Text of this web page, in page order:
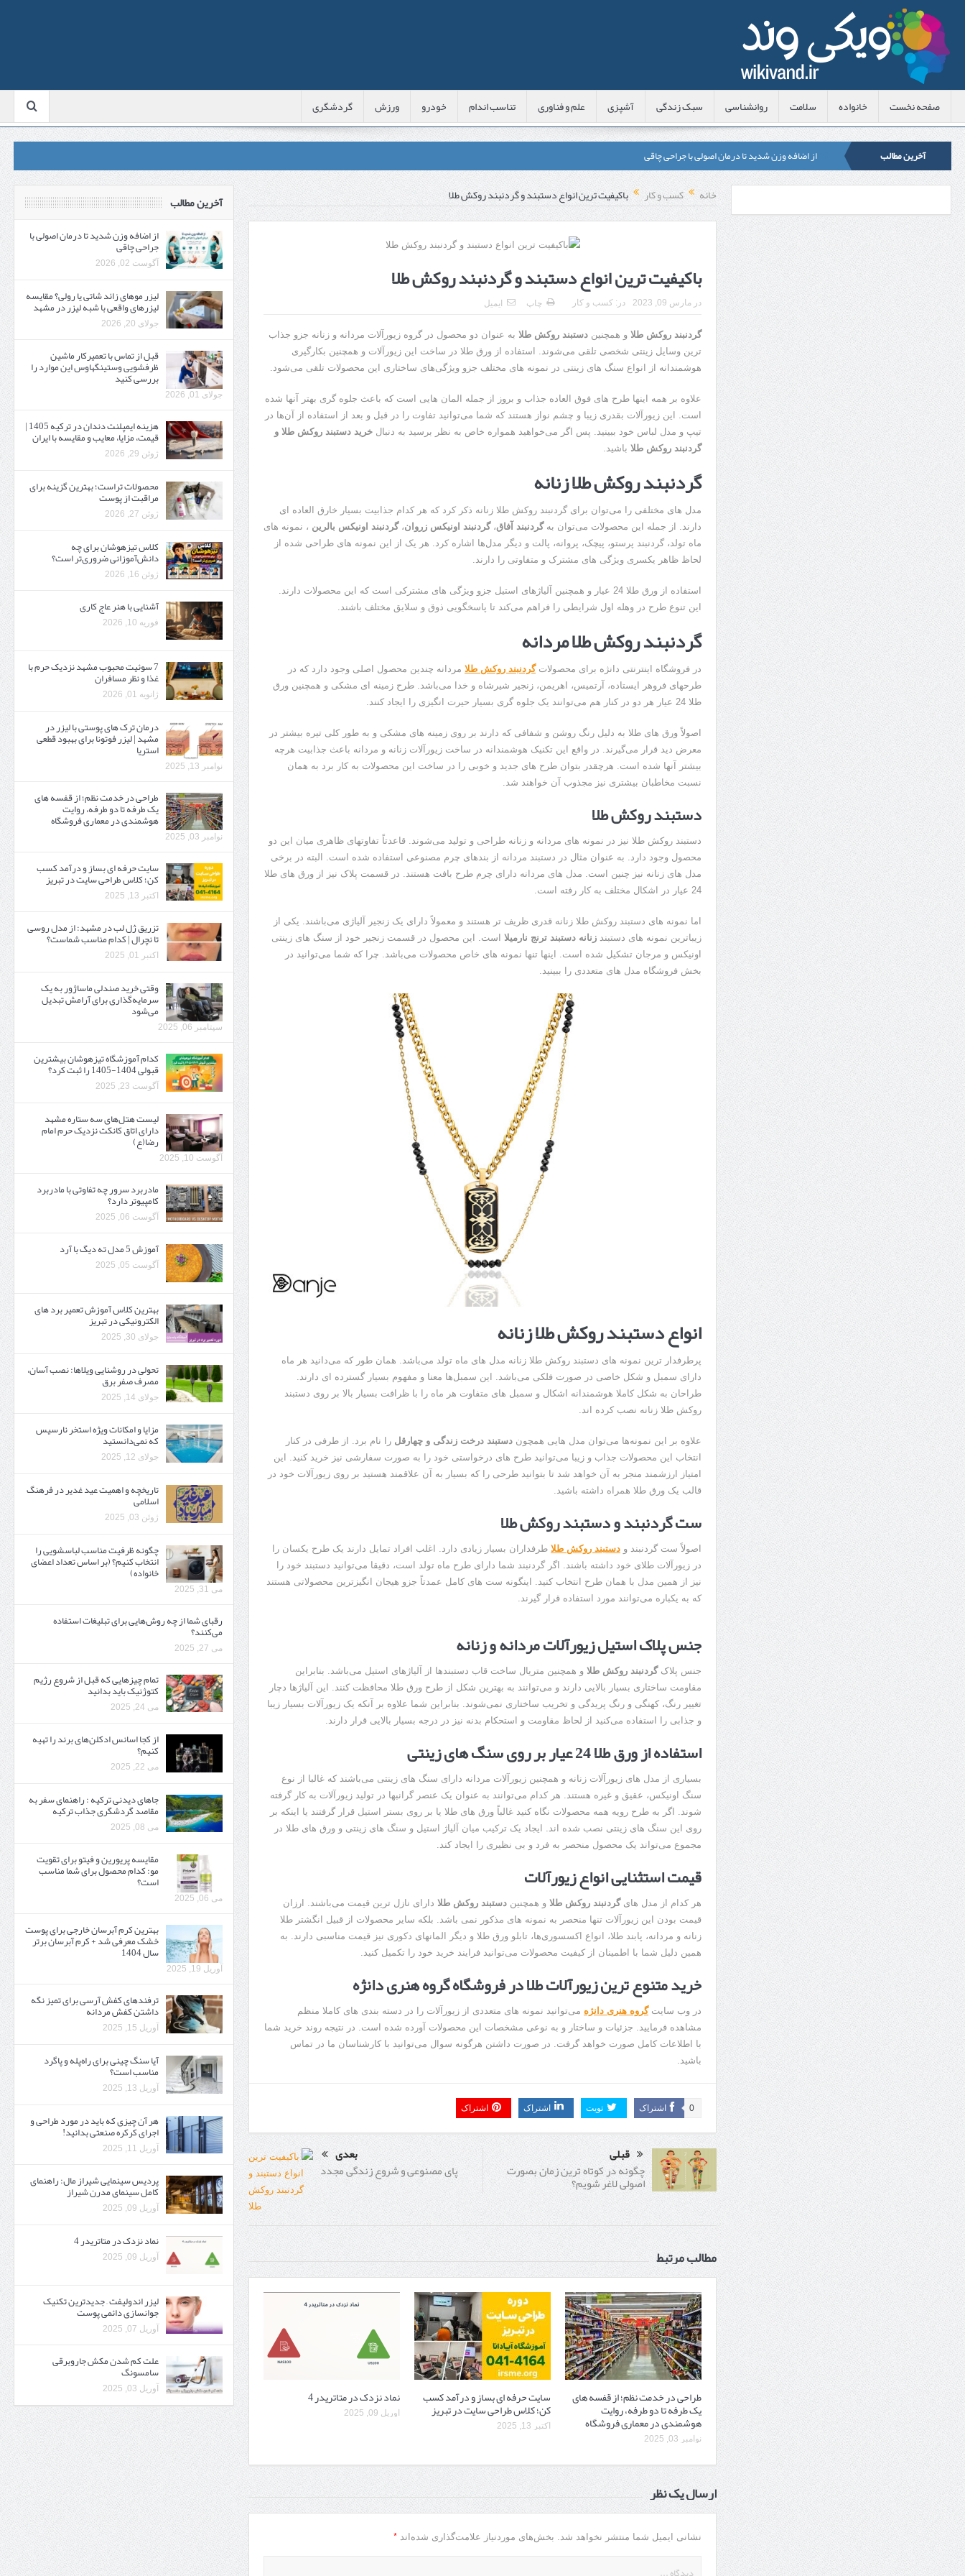
صفحه نخست خانواده سلامت روانشناسی سبک زندگی آشپزی علم و فناوری تناسب اندام خودرو ورزش گردشگری
آخرین مطالب
از اضافه وزن شدید تا درمان اصولی با جراحی چاقی
لیزر موهای زائد شاتی یا رولی؟ مقایسه لیزرهای واقعی با شبه‌ لیزر در مشهد
قبل از تماس با تعمیرکار ماشین ظرفشویی وستینگهاوس این موارد را بررسی کنید
هزینه ایمپلنت دندان در ترکیه 1405 | قیمت، مزایا، معایب و مقایسه با ایران
محصولات تراست؛ بهترین گزینه برای مراقبت از پوست
کلاس تیزهوشان برای چه دانش‌آموزانی ضروری‌تر است؟
آشنایی با هنر عاج کاری
7 سوئیت محبوب مشهد نزدیک حرم با غذا و نظر مسافران
درمان ترک های پوستی با لیزر در مشهد | لیزر فوتونا برای بهبود قطعی استریا
طراحی در خدمت نظم؛ از قفسه ‌های یک‌ طرفه تا دو طرفه، روایت هوشمندی در معماری فروشگاه
خانه کسب و کار باکیفیت ترین انواع دستبند و گردنبند روکش طلا
باکیفیت ترین انواع دستبند و گردنبند روکش طلا
در مارس 09, 2023 در: کسب و کار چاپ ایمیل
گردنبند روکش طلا و همچنین دستبند روکش طلا به عنوان دو محصول در گروه زیورآلات مردانه و زنانه جزو جذاب
ترین وسایل زینتی شخصی تلقی می‌شوند. استفاده از ورق طلا در ساخت این زیورآلات و همچنین بکارگیری
هوشمندانه از انواع سنگ های زینتی در نمونه های مختلف جزو ویژگی‌های ساختاری این محصولات تلقی می‌شود.
علاوه بر همه اینها طرح های فوق العاده جذاب و بروز از جمله المان هایی است که باعث جلوه گری بهتر آنها شده
است. این زیورآلات بقدری زیبا و چشم نواز هستند که شما می‌توانید تفاوت را در قبل و بعد از استفاده از آن‌ها در
تیپ و مدل لباس خود ببینید. پس اگر می‌خواهید همواره خاص به نظر برسید به دنبال خرید دستبند روکش طلا و
گردنبند روکش طلا باشید.
گردنبند روکش طلا زنانه
مدل های مختلفی را می‌توان برای گردنبند روکش طلا زنانه ذکر کرد که هر کدام جذابیت بسیار خارق العاده ای
دارند. از جمله این محصولات می‌توان بهگردنبند آفاق،گردنبند اونیکس زروان،گردنبند اونیکس بالرین ، نمونه های
ماه تولد، گردنبند پرستو، پیچک، پروانه، پالت و دیگر مدل‌ها اشاره کرد. هر یک از این نمونه های طراحی شده از
لحاظ ظاهر یکسری ویژگی های مشترک و متفاوتی را دارند.
استفاده از ورق طلا 24 عیار و همچنین آلیاژهای استیل جزو ویژگی های مشترکی است که این محصولات دارند.
این تنوع طرح در وهله اول شرایطی را فراهم می‌کند تا پاسخگویی ذوق و سلایق مختلف باشند.
گردنبند روکش طلا مردانه
در فروشگاه اینترنتی دانژه برای محصولاتگردنبند روکش طلا مردانه چندین محصول اصلی وجود دارد که در
طرحهای فروهر ایستاده، آرتمیس، اهریمن، زنجیر شیرشاه و خدا می‌باشد. طرح زمینه ای مشکی و همچنین ورق
طلا 24 عیار هر دو در کنار هم می‌توانند یک جلوه گری بسیار حیرت انگیزی را ایجاد کنند.
اصولاً ورق های طلا به دلیل رنگ روشن و شفافی که دارند بر روی زمینه های مشکی و به طور کلی تیره بیشتر در
معرض دید قرار می‌گیرند. در واقع این تکنیک هوشمندانه در ساخت زیورآلات زنانه و مردانه باعث جذابیت هرچه
بیشتر آنها شده است. هرچقدر بتوان طرح های جدید و خوبی را در ساخت این محصولات به کار برد به همان
نسبت مخاطبان بیشتری نیز مجذوب آن خواهند شد.
دستبند روکش طلا
دستبند روکش طلا نیز در نمونه های مردانه و زنانه طراحی و تولید می‌شوند. قاعدتاً تفاوتهای ظاهری میان این دو
محصول وجود دارد. به عنوان مثال در دستبند مردانه از بندهای چرم مصنوعی استفاده شده است. البته در برخی
مدل های زنانه نیز چنین است. مدل های مردانه دارای چرم طرح بافت هستند. در قسمت پلاک نیز از ورق های طلا
24 عیار در اشکال مختلف به کار رفته است.
اما نمونه های دستبند روکش طلا زنانه قدری ظریف تر هستند و معمولاً دارای یک زنجیر آلیاژی می‌باشند. یکی از
زیباترین نمونه های دستبند زنانه دستبند ترنج نارمیلا است. این محصول در قسمت زنجیر خود از سنگ های زینتی
اونیکس و مرجان تشکیل شده است. اینها تنها نمونه های خاص محصولات می‌باشد. چرا که شما می‌توانید در
بخش فروشگاه مدل های متعددی را ببینید.
انواع دستبند روکش طلا زنانه
پرطرفدار ترین نمونه های دستبند روکش طلا زنانه مدل های ماه تولد می‌باشد. همان طور که می‌دانید هر ماه
دارای سمبل و شکل خاصی در صورت فلکی می‌باشد. این سمبل‌ها معنا و مفهوم بسیار گسترده ای دارند.
طراحان به شکل کاملا هوشمندانه اشکال و سمبل های متفاوت هر ماه را با ظرافت بسیار بالا بر روی دستبند
روکش طلا زنانه نصب کرده اند.
علاوه بر این نمونه‌ها می‌توان مدل هایی همچون دستبند درخت زندگی و چهارقل را نام برد. از طرفی در کنار
انتخاب این محصولات جذاب و زیبا می‌توانید طرح های درخواستی خود را به صورت سفارشی نیز خرید کنید. این
امتیاز ارزشمند منجر به آن خواهد شد تا بتوانید طرحی را که بسیار به آن علاقمند هستید بر روی زیورآلات خود در
قالب یک ورق طلا همراه داشته باشید.
ست گردنبند و دستبند روکش طلا
اصولاً ست گردنبند و دستبند روکش طلا طرفداران بسیار زیادی دارد. اغلب افراد تمایل دارند یک طرح یکسان را
در زیورآلات طلای خود داشته باشند. اگر گردنبند شما دارای طرح ماه تولد است، دقیقا می‌توانید دستبند خود را
نیز از همین مدل با همان طرح انتخاب کنید. اینگونه ست های کامل عمدتاً جزو هیجان انگیزترین محصولاتی هستند
که به یکباره می‌توانند مورد استفاده قرار گیرند.
جنس پلاک استیل زیورآلات مردانه و زنانه
جنس پلاکگردنبند روکش طلا و همچنین متریال ساخت قاب دستبندها از آلیاژهای استیل می‌باشد. بنابراین
مقاومت ساختاری بسیار بالایی دارند و می‌توانند به بهترین شکل از طرح ورق طلا محافظت کنند. این آلیاژها دچار
تغییر رنگ، کهنگی و رنگ پریدگی و تخریب ساختاری نمی‌شوند. بنابراین شما علاوه بر آنکه یک زیورآلات بسیار زیبا
و جذابی را استفاده می‌کنید از لحاظ مقاومت و استحکام بدنه نیز در درجه بسیار بالایی قرار دارند.
استفاده از ورق طلا 24 عیار بر روی سنگ های زینتی
بسیاری از مدل های زیورآلات زنانه و همچنین زیورآلات مردانه دارای سنگ های زینتی می‌باشند که غالبا از نوع
سنگ اونیکس، عقیق و غیره هستند. هر کدام می‌توانند به عنوان یک عنصر گرانبها در تولید زیورآلات به کار گرفته
شوند. اگر به طرح رویه همه محصولات نگاه کنید غالباً ورق های طلا یا بر روی بستر استیل قرار گرفتند یا اینکه بر
روی این سنگ های زینتی نصب شده اند. ایجاد یک ترکیب میان آلیاژ استیل و سنگ های زینتی و ورق های طلا در
مجموع می‌تواند یک محصول منحصر به فرد و بی نظیری را ایجاد کند.
قیمت استثنایی انواع زیورآلات
هر کدام از مدل هایگردنبند روکش طلا و همچنین دستبند روکش طلا دارای نازل ترین قیمت می‌باشند. ارزان
قیمت بودن این زیورآلات تنها منحصر به نمونه های مذکور نمی باشد. بلکه سایر محصولات از قبیل انگشتر طلا
زنانه و مردانه، پابند طلا، انواع اکسسوری‌ها، تابلو ورق طلا و دیگر المانهای دکوری نیز قیمت مناسبی دارند. به
همین دلیل شما با اطمینان از کیفیت محصولات می‌توانید فرایند خرید خود را تکمیل کنید.
خرید متنوع ترین زیورآلات طلا در فروشگاه گروه هنری دانژه
در وب سایتگروه هنری دانژه می‌توانید نمونه های متعددی از زیورآلات را در دسته بندی های کاملا منظم
مشاهده فرمایید. جزئیات و ساختار و به نوعی مشخصات این محصولات آورده شده است. در نتیجه روند خرید شما
با اطلاعات کامل صورت خواهد گرفت. در صورت داشتن هرگونه سوال می‌توانید با کارشناسان ما در تماس
باشید.
اشتراک 0 تویت اشتراک اشتراک
قبلی
چگونه در کوتاه ترین زمان بصورت
اصولی لاغر شویم؟
بعدی
پای مصنوعی و شروع زندگی مجدد
مطالب مرتبط
طراحی در خدمت نظم؛ از قفسه ‌های
یک‌ طرفه تا دو طرفه، روایت
هوشمندی در معماری فروشگاه
نوامبر 03, 2025
سایت حرفه ‌ای بساز و درآمد کسب
کن؛ کلاس طراحی سایت در تبریز
اکتبر 13, 2025
نماد نزدک در متاتریدر 4
آوریل 09, 2025
ارسال یک نظر
نشانی ایمیل شما منتشر نخواهد شد. بخش‌های موردنیاز علامت‌گذاری شده‌اند *
آخرین مطالب
از اضافه وزن شدید تا درمان اصولی با
جراحی چاقی
آگوست 02, 2026
لیزر موهای زائد شاتی یا رولی؟ مقایسه
لیزرهای واقعی با شبه‌ لیزر در مشهد
جولای 20, 2026
قبل از تماس با تعمیرکار ماشین
ظرفشویی وستینگهاوس این موارد را
بررسی کنید
جولای 01, 2026
هزینه ایمپلنت دندان در ترکیه 1405 |
قیمت، مزایا، معایب و مقایسه با ایران
ژوئن 29, 2026
محصولات تراست؛ بهترین گزینه برای
مراقبت از پوست
ژوئن 27, 2026
کلاس تیزهوشان برای چه
دانش‌آموزانی ضروری‌تر است؟
ژوئن 16, 2026
آشنایی با هنر عاج کاری
فوریه 10, 2026
7 سوئیت محبوب مشهد نزدیک حرم با
غذا و نظر مسافران
ژانویه 01, 2026
درمان ترک های پوستی با لیزر در
مشهد | لیزر فوتونا برای بهبود قطعی
استریا
نوامبر 13, 2025
طراحی در خدمت نظم؛ از قفسه ‌های
یک‌ طرفه تا دو طرفه، روایت
هوشمندی در معماری فروشگاه
نوامبر 03, 2025
سایت حرفه ‌ای بساز و درآمد کسب
کن؛ کلاس طراحی سایت در تبریز
اکتبر 13, 2025
تزریق ژل لب در مشهد: از مدل روسی
تا نچرال | کدام مناسب شماست؟
اکتبر 01, 2025
وقتی خرید صندلی ماساژور به یک
سرمایه‌گذاری برای آرامش تبدیل
می‌شود
سپتامبر 06, 2025
کدام آموزشگاه تیزهوشان بیشترین
قبولی 1404-1405 را ثبت کرد؟
آگوست 23, 2025
لیست هتل‌های سه ستاره مشهد
دارای اتاق کانکت نزدیک حرم امام
رضا(ع)
آگوست 10, 2025
مادربرد سرور چه تفاوتی با مادربرد
کامپیوتر دارد؟
آگوست 06, 2025
آموزش 5 مدل ته دیگ با آرد
آگوست 05, 2025
بهترین کلاس آموزش تعمیر برد های
الکترونیکی در تبریز
جولای 30, 2025
تحولی در روشنایی ویلاها: نصب آسان،
مصرف صفر برق
جولای 14, 2025
مزایا و امکانات ویژه استخر نارسیس
که نمی‌دانستید
جولای 12, 2025
تاریخچه و اهمیت عید غدیر در فرهنگ
اسلامی
ژوئن 03, 2025
چگونه ظرفیت مناسب لباسشویی را
انتخاب کنیم؟ (بر اساس تعداد اعضای
خانواده)
می 31, 2025
رقبای شما از چه روش‌هایی برای تبلیغات استفاده
می‌کنند؟
می 27, 2025
تمام چیزهایی که قبل از شروع رژیم
کتوژنیک باید بدانید‎
می 24, 2025
از کجا اسانس ادکلن‌های برند را تهیه
کنیم؟
می 22, 2025
جاهای دیدنی ترکیه : راهنمای سفر به
مقاصد گردشگری جذاب ترکیه
می 08, 2025
مقایسه پریورین و فیتو برای تقویت
مو: کدام محصول برای شما مناسب
است؟
می 06, 2025
بهترین کرم آبرسان خارجی برای پوست
خشک معرفی شد + کرم آبرسان برتر
سال 1404
آوریل 19, 2025
ترفندهای کفش آرسی برای تمیز نگه
داشتن کفش مردانه
آوریل 15, 2025
آیا سنگ چینی برای راه‌پله و پاگرد
مناسب است؟
آوریل 13, 2025
هر آن چیزی که باید در مورد طراحی و
اجرای کرکره صنعتی بدانید!
آوریل 11, 2025
پردیس سینمایی شیراز مال: راهنمای
کامل سینمای مدرن شیراز
آوریل 09, 2025
نماد نزدک در متاتریدر 4
آوریل 09, 2025
لیزر اندولیفت – جدیدترین تکنیک
جوانسازی دائمی پوست
آوریل 07, 2025
علت کم شدن مکش جاروبرقی
سامسونگ
آوریل 03, 2025